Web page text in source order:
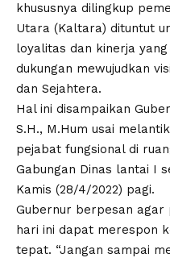
khususnya dilingkup
Utara (Kaltara) dituntut
loyalitas dan kinerja
dukungan mewujudkan
dan Sejahtera.
Hal ini disampaikan
S.H., M.Hum usai
pejabat fungsional di
Gabungan Dinas lantai I
Kamis (28/4/2022) pagi.
Gubernur berpesan
hari ini dapat merespon
tepat. “Jangan sampai